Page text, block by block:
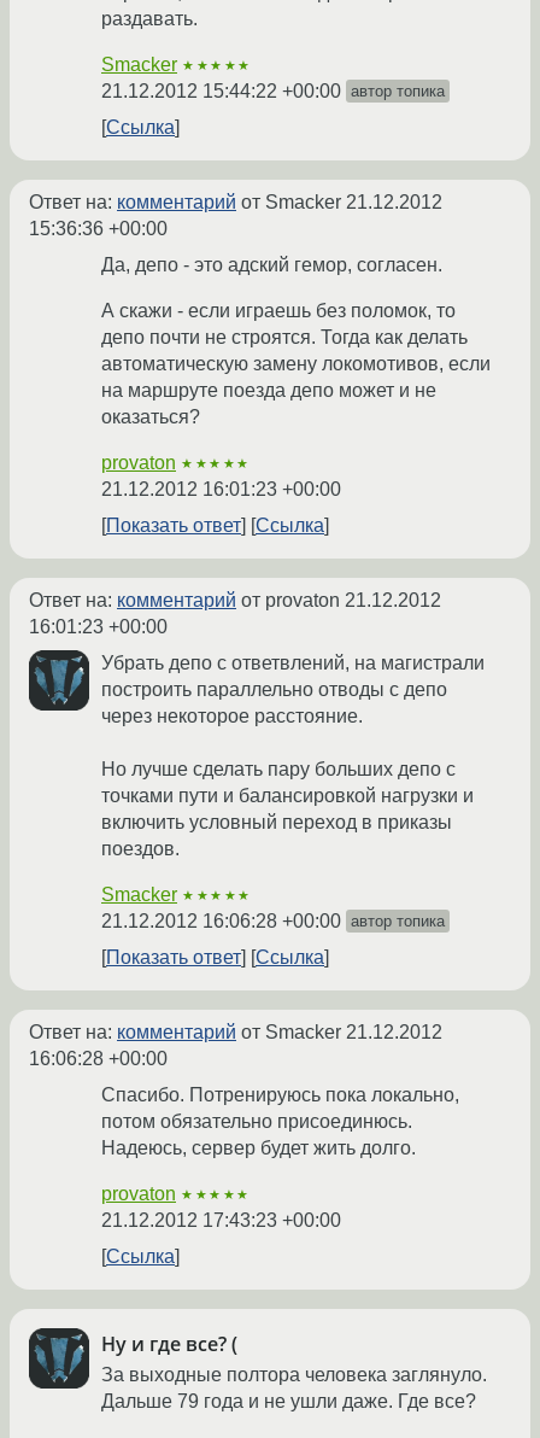
раздавать.
Smacker ★★★★★
21.12.2012 15:44:22 +00:00 автор топика
Ссылка
Ответ на: комментарий от Smacker 21.12.2012
15:36:36 +00:00
Да, депо - это адский гемор, согласен.
А скажи - если играешь без поломок, то
депо почти не строятся. Тогда как делать
автоматическую замену локомотивов, если
на маршруте поезда депо может и не
оказаться?
provaton ★★★★★
21.12.2012 16:01:23 +00:00
Показать ответ
Ссылка
Ответ на: комментарий от provaton 21.12.2012
16:01:23 +00:00
Убрать депо с ответвлений, на магистрали
построить параллельно отводы с депо
через некоторое расстояние.
Но лучше сделать пару больших депо с
точками пути и балансировкой нагрузки и
включить условный переход в приказы
поездов.
Smacker ★★★★★
21.12.2012 16:06:28 +00:00 автор топика
Показать ответ Ссылка
Ответ на: комментарий от Smacker 21.12.2012
16:06:28 +00:00
Спасибо. Потренируюсь пока локально,
потом обязательно присоединюсь.
Надеюсь, сервер будет жить долго.
provaton ★★★★★
21.12.2012 17:43:23 +00:00
Ссылка
Ну и где все? (
За выходные полтора человека заглянуло.
Дальше 79 года и не ушли даже. Где все?